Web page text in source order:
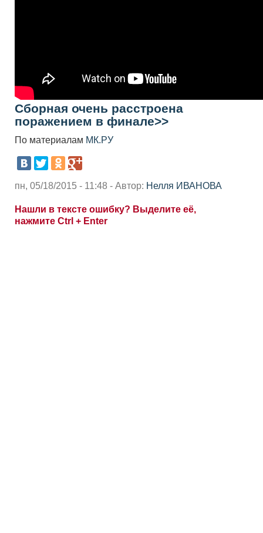
Сборная очень расстроена
поражением в финале>>
По материалам МК.РУ
пн, 05/18/2015 - 11:48 - Автор: Нелля ИВАНОВА
Нашли в тексте ошибку? Выделите её,
нажмите Ctrl + Enter